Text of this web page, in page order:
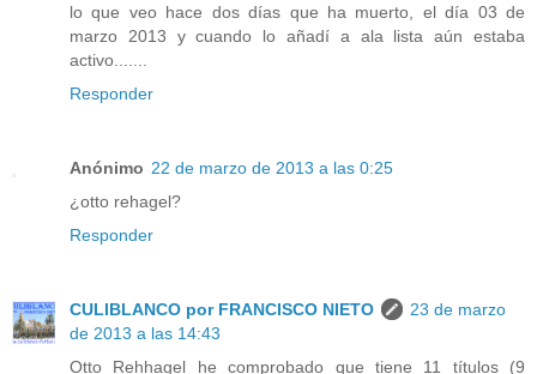
lo que veo hace dos días que ha muerto, el día 03 de
marzo 2013 y cuando lo añadí a ala lista aún estaba
activo.......
Responder
Anónimo 22 de marzo de 2013 a las 0:25
¿otto rehagel?
Responder
CULIBLANCO por FRANCISCO NIETO
23 de marzo
de 2013 a las 14:43
Otto Rehhagel he comprobado que tiene 11 títulos (9